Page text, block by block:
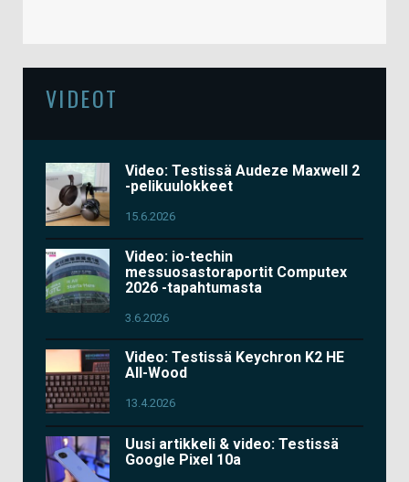
VIDEOT
Video: Testissä Audeze Maxwell 2
-pelikuulokkeet
15.6.2026
Video: io-techin
messuosastoraportit Computex
2026 -tapahtumasta
3.6.2026
Video: Testissä Keychron K2 HE
All-Wood
13.4.2026
Uusi artikkeli & video: Testissä
Google Pixel 10a